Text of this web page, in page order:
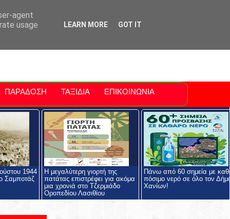
Polis
ΠΑΡΑΔΟΣΗ ΤΑΞΙΔΙΑ ΕΠΙΚΟΙΝΩΝΙΑ
1944
Σαμποτάζ
Η μεγαλύτερη γιορτή της
πατάτας επιστρέφει για ακόμα
μια χρονιά στο Τζερμιάδο
Οροπεδίου Λασιθίου
Πάνω από 60 σημεία με
πόσιμο νερό σε όλο τον
Χανίων!
agent
usage
LEARN MORE GOT IT